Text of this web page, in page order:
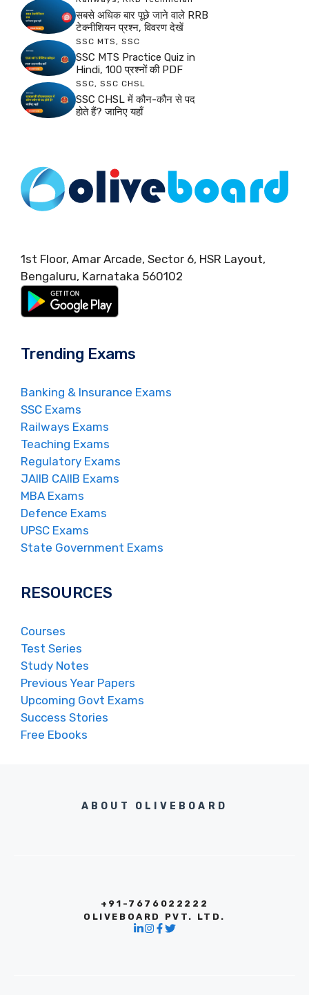
सबसे अधिक बार पूछे जाने वाले RRB
टेक्नीशियन प्रश्न, विवरण देखें
SSC MTS , SSC
SSC MTS Practice Quiz in
Hindi, 100 प्रश्नों की PDF
SSC, SSC CHSL
SSC CHSL में कौन-कौन से पद
होते हैं? जानिए यहाँ
1st Floor, Amar Arcade, Sector 6, HSR Layout,
Bengaluru, Karnataka 560102
Trending Exams
Banking & Insurance Exams
SSC Exams
Railways Exams
Teaching Exams
Regulatory Exams
JAIIB CAIIB Exams
MBA Exams
Defence Exams
UPSC Exams
State Government Exams
RESOURCES
Courses
Test Series
Study Notes
Previous Year Papers
Upcoming Govt Exams
Success Stories
Free Ebooks
ABOUT OLIVEBOARD
+91-7676022222
OLIVEBOARD PVT. LTD.